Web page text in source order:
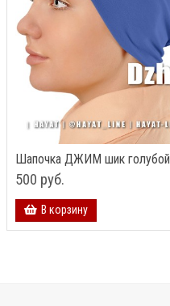
Шапочка ДЖИМ шик голубой
500 руб.
В корзину